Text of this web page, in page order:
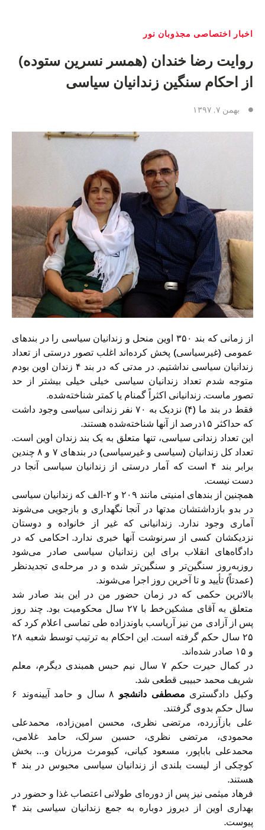
اخبار اختصاصی مجذوبان نور
روايت رضا خندان (همسر نسرين ستوده)
از احكام سنگين زندانيان سياسی
بهمن ۷, ۱۳۹۷
از زمانی که بند ۳۵۰ اوین منحل و زندانیان سیاسی را در بندهای
عمومی (غیرسیاسی) پخش کرده‌اند اغلب تصور درستی از تعداد
زندانیان سیاسی نداشتیم. در مدتی که در بند ۴ زندان اوین بودم
متوجه شدم تعداد زندانیان سیاسی خیلی خیلی بیشتر از حد
تصور ماست. زندانیانی اکثراً گمنام یا کمتر شناخته‌شده.
فقط در بند ما (۴) نزدیک به ۷۰ نفر زندانی سیاسی وجود داشت
که حداکثر ۱۵درصد از آنها شناخته‌شده هستند.
این تعداد زندانی سیاسی، تنها متعلق به یک بند زندان اوین است.
تعداد کل زندانیان (سیاسی و غیرسیاسی) در بندهای ۷ و ۸ چندین
برابر بند ۴ است که آمار درستی از زندانیان سیاسی آنجا در
دست نیست.
همچنین از بندهای امنیتی مانند ۲۰۹ و ۲-الف که زندانیان سیاسی
در بدو بازداشتشان مدتها در آنجا نگهداری و بازجویی می‌شوند
آماری وجود ندارد. زندانیانی که غیر از خانواده و دوستان
نزدیکشان کسی از سرنوشت آنها خبری ندارد. احکامی که در
دادگاه‌های انقلاب برای این زندانیان سیاسی صادر می‌شود
روزبه‌روز سنگین‌تر و سنگین‌تر شده و در مرحله‌ی تجدیدنظر
(عمدتاً) تأیید و تا آخرین روز اجرا می‌شوند.
بالاترین حکمی که در زمان حضور من در این بند صادر شد
متعلق به آقای مشکین‌خط با ۲۷ سال محکومیت بود. چند روز
پس از آزادی من نیز آریاسب باوندزاده طی تماسی اعلام کرد که
۲۵ سال حکم گرفته است. این احکام به ترتیب توسط شعبه ۲۸
و ۱۵ صادر شده‌اند.
در کمال حیرت حکم ۷ سال نیم حبس همبندی دیگرم، معلم
شریف محمد حبیبی قطعی شد.
وکیل دادگستری مصطفی دانشجو
۸ سال و حامد آیینه‌وند ۶
سال حکم بدوی گرفتند.
علی بازآزرده، مرتضی نظری، محسن امین‌زاده، محمدعلی
محمودی، مرتضی نظری، حسین سرلک، حامد غلامی،
محمدعلی باباپور، مسعود کیانی، کیومرث مرزبان و… بخش
کوچکی از لیست بلندی از زندانیان سیاسی محبوس در بند ۴
هستند.
فرهاد میثمی نیز پس از دوره‌ای طولانی اعتصاب غذا و حضور در
بهداری اوین از دیروز دوباره به جمع زندانیان سیاسی بند ۴
پیوست.